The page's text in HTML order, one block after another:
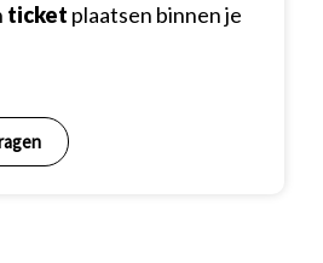
ticket plaatsen binnen je